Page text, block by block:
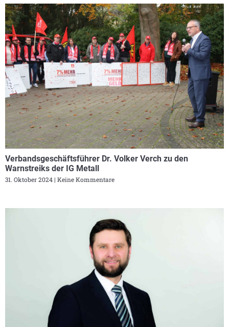
Verbandsgeschäftsführer Dr. Volker Verch zu den
Warnstreiks der IG Metall
31. Oktober 2024 Keine Kommentare